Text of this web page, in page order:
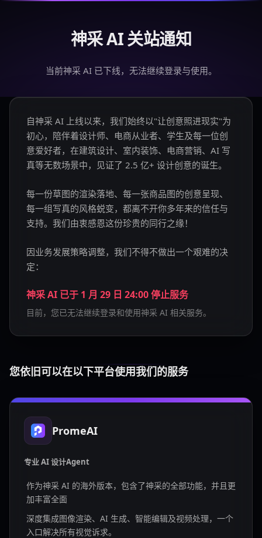
神采 AI 关站通知
当前神采 AI 已下线，无法继续登录与使用。
自神采 AI 上线以来，我们始终以"让创意照进现实"为
初心，陪伴着设计师、电商从业者、学生及每一位创
意爱好者，在建筑设计、室内装饰、电商营销、AI 写
真等无数场景中，见证了 2.5 亿+ 设计创意的诞生。
每一份草图的渲染落地、每一张商品图的创意呈现、
每一组写真的风格蜕变，都离不开你多年来的信任与
支持。我们由衷感恩这份珍贵的同行之缘！
因业务发展策略调整，我们不得不做出一个艰难的决
定：
神采 AI 已于 1 月 29 日 24:00 停止服务
目前，您已无法继续登录和使用神采 AI 相关服务。
您依旧可以在以下平台使用我们的服务
PromeAI
专业 AI 设计Agent
作为神采 AI 的海外版本，包含了神采的全部功能，并且更
加丰富全面
深度集成图像渲染、AI 生成、智能编辑及视频处理，一个
入口解决所有视觉诉求。